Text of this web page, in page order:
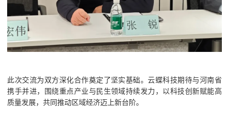
此次交流为双方深化合作奠定了坚实基础。云蝶科技期待与河南省
携手并进，围绕重点产业与民生领域持续发力，以科技创新赋能高
质量发展，共同推动区域经济迈上新台阶。